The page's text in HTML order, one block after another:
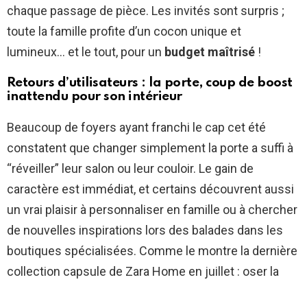
chaque passage de pièce. Les invités sont surpris ;
toute la famille profite d’un cocon unique et
lumineux… et le tout, pour un budget maîtrisé !
Retours d’utilisateurs : la porte, coup de boost
inattendu pour son intérieur
Beaucoup de foyers ayant franchi le cap cet été
constatent que changer simplement la porte a suffi à
“réveiller” leur salon ou leur couloir. Le gain de
caractère est immédiat, et certains découvrent aussi
un vrai plaisir à personnaliser en famille ou à chercher
de nouvelles inspirations lors des balades dans les
boutiques spécialisées. Comme le montre la dernière
collection capsule de Zara Home en juillet : oser la